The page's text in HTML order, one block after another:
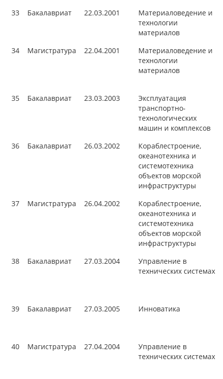
33
Бакалавриат 22.03.2001
Материаловедение и
технологии
материалов
34
Магистратура 22.04.2001
Материаловедение и
технологии
материалов
35 Бакалавриат 23.03.2003
Эксплуатация
транспортно-
технологических
машин и комплексов
36
Бакалавриат 26.03.2002
Кораблестроение,
океанотехника и
системотехника
объектов морской
инфраструктуры
37
Магистратура 26.04.2002
Кораблестроение,
океанотехника и
системотехника
объектов морской
инфраструктуры
38
Бакалавриат 27.03.2004
Управление в
технических системах
39 Бакалавриат 27.03.2005 Инноватика
40 Магистратура 27.04.2004
Управление в
технических системах